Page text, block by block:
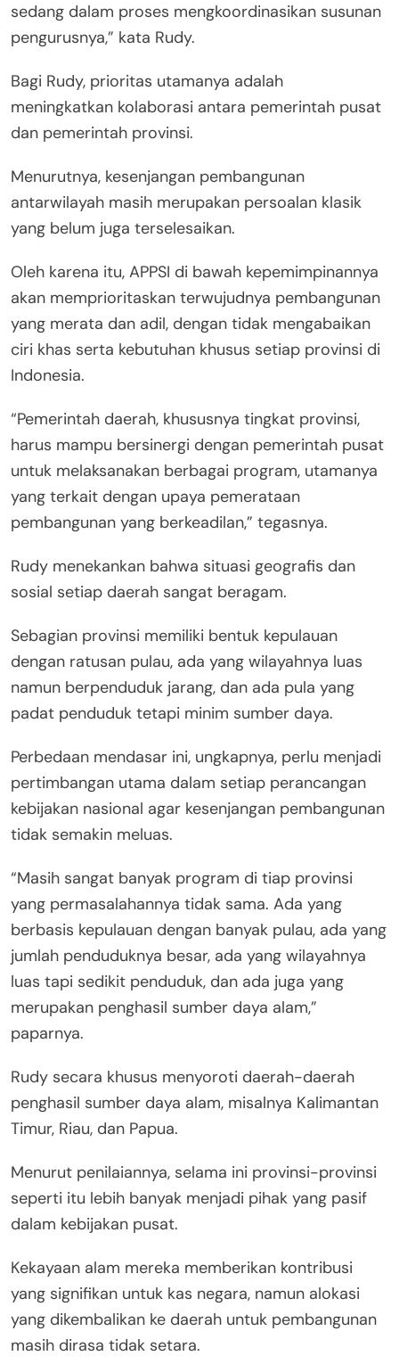
sedang dalam proses mengkoordinasikan susunan
pengurusnya,” kata Rudy.
Bagi Rudy, prioritas utamanya adalah
meningkatkan kolaborasi antara pemerintah pusat
dan pemerintah provinsi.
Menurutnya, kesenjangan pembangunan
antarwilayah masih merupakan persoalan klasik
yang belum juga terselesaikan.
Oleh karena itu, APPSI di bawah kepemimpinannya
akan memprioritaskan terwujudnya pembangunan
yang merata dan adil, dengan tidak mengabaikan
ciri khas serta kebutuhan khusus setiap provinsi di
Indonesia.
“Pemerintah daerah, khususnya tingkat provinsi,
harus mampu bersinergi dengan pemerintah pusat
untuk melaksanakan berbagai program, utamanya
yang terkait dengan upaya pemerataan
pembangunan yang berkeadilan,” tegasnya.
Rudy menekankan bahwa situasi geografis dan
sosial setiap daerah sangat beragam.
Sebagian provinsi memiliki bentuk kepulauan
dengan ratusan pulau, ada yang wilayahnya luas
namun berpenduduk jarang, dan ada pula yang
padat penduduk tetapi minim sumber daya.
Perbedaan mendasar ini, ungkapnya, perlu menjadi
pertimbangan utama dalam setiap perancangan
kebijakan nasional agar kesenjangan pembangunan
tidak semakin meluas.
“Masih sangat banyak program di tiap provinsi
yang permasalahannya tidak sama. Ada yang
berbasis kepulauan dengan banyak pulau, ada yang
jumlah penduduknya besar, ada yang wilayahnya
luas tapi sedikit penduduk, dan ada juga yang
merupakan penghasil sumber daya alam,”
paparnya.
Rudy secara khusus menyoroti daerah-daerah
penghasil sumber daya alam, misalnya Kalimantan
Timur, Riau, dan Papua.
Menurut penilaiannya, selama ini provinsi-provinsi
seperti itu lebih banyak menjadi pihak yang pasif
dalam kebijakan pusat.
Kekayaan alam mereka memberikan kontribusi
yang signifikan untuk kas negara, namun alokasi
yang dikembalikan ke daerah untuk pembangunan
masih dirasa tidak setara.